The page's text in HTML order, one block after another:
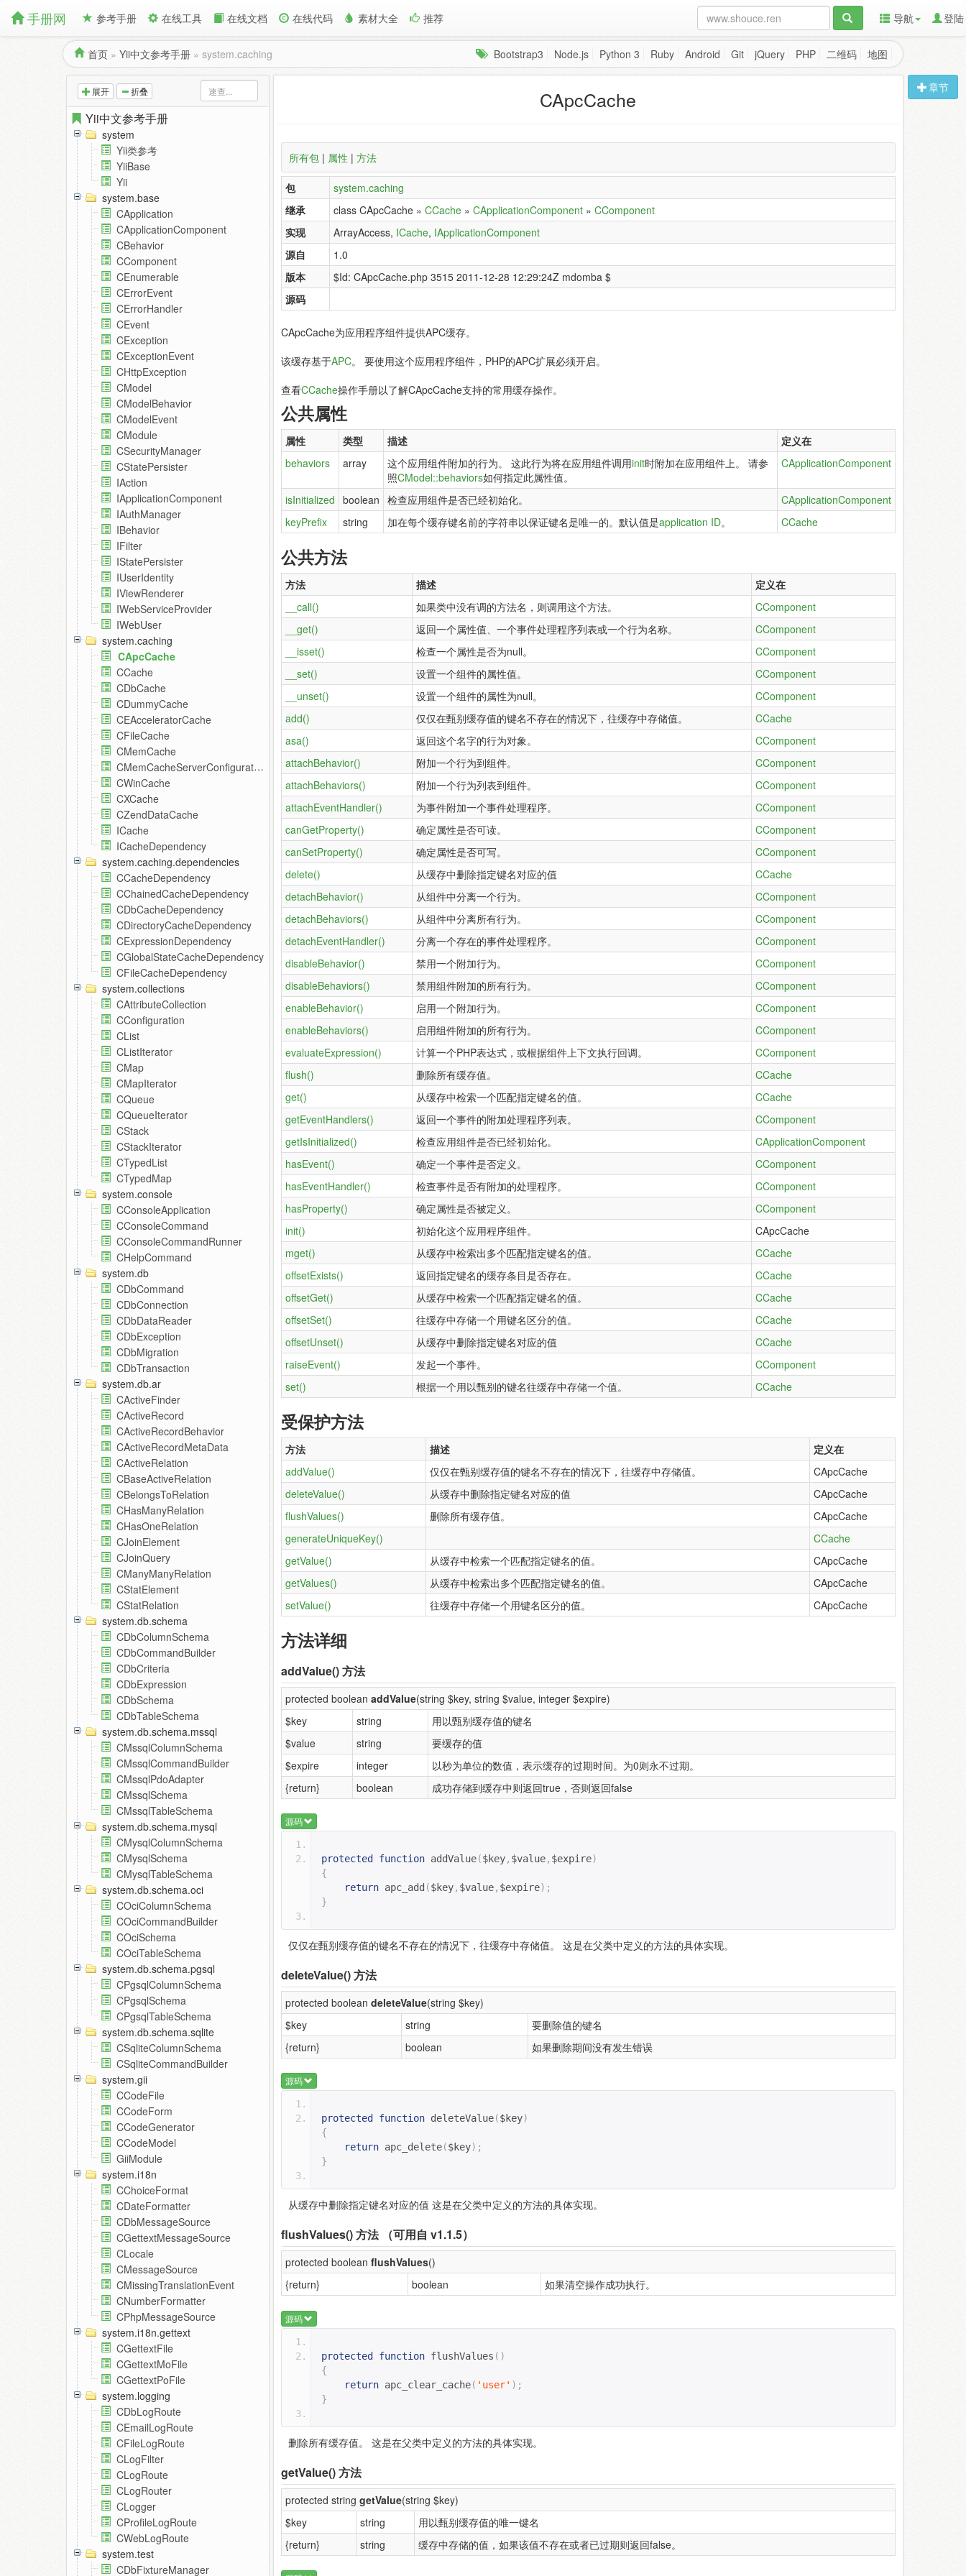
手册网 参考手册 在线工具 在线文档 在线代码 素材大全 推荐 导航 登陆
首页 » Yii中文参考手册 » system.caching Bootstrap3 Node.js Python 3 Ruby Android Git jQuery PHP 二维码 地图
展开 折叠
Yii中文参考手册
system
Yii类参考
YiiBase
Yii
system.base
CApplication
CApplicationComponent
CBehavior
CComponent
CEnumerable
CErrorEvent
CErrorHandler
CEvent
CException
CExceptionEvent
CHttpException
CModel
CModelBehavior
CModelEvent
CModule
CSecurityManager
CStatePersister
IAction
IApplicationComponent
IAuthManager
IBehavior
IFilter
IStatePersister
IUserIdentity
IViewRenderer
IWebServiceProvider
IWebUser
system.caching
CApcCache
CCache
CDbCache
CDummyCache
CEAcceleratorCache
CFileCache
CMemCache
CMemCacheServerConfiguration
CWinCache
CXCache
CZendDataCache
ICache
ICacheDependency
system.caching.dependencies
CCacheDependency
CChainedCacheDependency
CDbCacheDependency
CDirectoryCacheDependency
CExpressionDependency
CGlobalStateCacheDependency
CFileCacheDependency
system.collections
CAttributeCollection
CConfiguration
CList
CListIterator
CMap
CMapIterator
CQueue
CQueueIterator
CStack
CStackIterator
CTypedList
CTypedMap
system.console
CConsoleApplication
CConsoleCommand
CConsoleCommandRunner
CHelpCommand
system.db
CDbCommand
CDbConnection
CDbDataReader
CDbException
CDbMigration
CDbTransaction
system.db.ar
CActiveFinder
CActiveRecord
CActiveRecordBehavior
CActiveRecordMetaData
CActiveRelation
CBaseActiveRelation
CBelongsToRelation
CHasManyRelation
CHasOneRelation
CJoinElement
CJoinQuery
CManyManyRelation
CStatElement
CStatRelation
system.db.schema
CDbColumnSchema
CDbCommandBuilder
CDbCriteria
CDbExpression
CDbSchema
CDbTableSchema
system.db.schema.mssql
CMssqlColumnSchema
CMssqlCommandBuilder
CMssqlPdoAdapter
CMssqlSchema
CMssqlTableSchema
system.db.schema.mysql
CMysqlColumnSchema
CMysqlSchema
CMysqlTableSchema
system.db.schema.oci
COciColumnSchema
COciCommandBuilder
COciSchema
COciTableSchema
system.db.schema.pgsql
CPgsqlColumnSchema
CPgsqlSchema
CPgsqlTableSchema
system.db.schema.sqlite
CSqliteColumnSchema
CSqliteCommandBuilder
system.gii
CCodeFile
CCodeForm
CCodeGenerator
CCodeModel
GiiModule
system.i18n
CChoiceFormat
CDateFormatter
CDbMessageSource
CGettextMessageSource
CLocale
CMessageSource
CMissingTranslationEvent
CNumberFormatter
CPhpMessageSource
system.i18n.gettext
CGettextFile
CGettextMoFile
CGettextPoFile
system.logging
CDbLogRoute
CEmailLogRoute
CFileLogRoute
CLogFilter
CLogRoute
CLogRouter
CLogger
CProfileLogRoute
CWebLogRoute
system.test
CDbFixtureManager
CApcCache
所有包| 属性 | 方法
包
system.caching
继承
class CApcCache » CCache» CApplicationComponent» CComponent
实现
ArrayAccess, ICache, IApplicationComponent
源自
1.0
版本
$Id: CApcCache.php 3515 2011-12-28 12:29:24Z mdomba $
源码
CApcCache为应用程序组件提供APC缓存。
该缓存基于APC。 要使用这个应用程序组件，PHP的APC扩展必须开启。
查看CCache操作手册以了解CApcCache支持的常用缓存操作。
公共属性
属性 类型 描述
定义在
behaviors
array 这个应用组件附加的行为。 这此行为将在应用组件调用init时附加在应用组件上。 请参
照CModel::behaviors如何指定此属性值。
CApplicationComponent
isInitialized boolean 检查应用组件是否已经初始化。
CApplicationComponent
keyPrefix
string 加在每个缓存键名前的字符串以保证键名是唯一的。默认值是application ID。 CCache
公共方法
方法 描述
定义在
__call()
如果类中没有调的方法名，则调用这个方法。
CComponent
__get()
返回一个属性值、一个事件处理程序列表或一个行为名称。
CComponent
__isset()
检查一个属性是否为null。
CComponent
__set()
设置一个组件的属性值。
CComponent
__unset()
设置一个组件的属性为null。
CComponent
add()
仅仅在甄别缓存值的键名不存在的情况下，往缓存中存储值。
CCache
asa()
返回这个名字的行为对象。
CComponent
attachBehavior()
附加一个行为到组件。
CComponent
attachBehaviors()
附加一个行为列表到组件。
CComponent
attachEventHandler()
为事件附加一个事件处理程序。
CComponent
canGetProperty()
确定属性是否可读。
CComponent
canSetProperty()
确定属性是否可写。
CComponent
delete()
从缓存中删除指定键名对应的值
CCache
detachBehavior()
从组件中分离一个行为。
CComponent
detachBehaviors()
从组件中分离所有行为。
CComponent
detachEventHandler()
分离一个存在的事件处理程序。
CComponent
disableBehavior()
禁用一个附加行为。
CComponent
disableBehaviors()
禁用组件附加的所有行为。
CComponent
enableBehavior()
启用一个附加行为。
CComponent
enableBehaviors()
启用组件附加的所有行为。
CComponent
evaluateExpression()
计算一个PHP表达式，或根据组件上下文执行回调。
CComponent
flush()
删除所有缓存值。
CCache
get()
从缓存中检索一个匹配指定键名的值。
CCache
getEventHandlers()
返回一个事件的附加处理程序列表。
CComponent
getIsInitialized()
检查应用组件是否已经初始化。
CApplicationComponent
hasEvent()
确定一个事件是否定义。
CComponent
hasEventHandler()
检查事件是否有附加的处理程序。
CComponent
hasProperty()
确定属性是否被定义。
CComponent
init()
初始化这个应用程序组件。
CApcCache
mget()
从缓存中检索出多个匹配指定键名的值。
CCache
offsetExists()
返回指定键名的缓存条目是否存在。
CCache
offsetGet()
从缓存中检索一个匹配指定键名的值。
CCache
offsetSet()
往缓存中存储一个用键名区分的值。
CCache
offsetUnset()
从缓存中删除指定键名对应的值
CCache
raiseEvent()
发起一个事件。
CComponent
set()
根据一个用以甄别的键名往缓存中存储一个值。 CCache
受保护方法
方法 描述
定义在
addValue()
仅仅在甄别缓存值的键名不存在的情况下，往缓存中存储值。
CApcCache
deleteValue()
从缓存中删除指定键名对应的值
CApcCache
flushValues()
删除所有缓存值。
CApcCache
generateUniqueKey()
CCache
getValue()
从缓存中检索一个匹配指定键名的值。
CApcCache
getValues()
从缓存中检索出多个匹配指定键名的值。
CApcCache
setValue()
往缓存中存储一个用键名区分的值。 CApcCache
方法详细
addValue()方法
protected boolean addValue(string $key, string $value, integer $expire)
$key
string
用以甄别缓存值的键名
$value
string
要缓存的值
$expire
integer
以秒为单位的数值，表示缓存的过期时间。为0则永不过期。
{return}
boolean 成功存储到缓存中则返回true，否则返回false
源码
protected function addValue($key, $value, $expire)
{
return apc_add ($key, $value, $expire);
}
仅仅在甄别缓存值的键名不存在的情况下，往缓存中存储值。 这是在父类中定义的方法的具体实现。
deleteValue()方法
protected boolean deleteValue(string $key)
$key
string
要删除值的键名
{return}
boolean 如果删除期间没有发生错误
源码
protected function deleteValue($key)
{
return apc_delete($key);
}
从缓存中删除指定键名对应的值 这是在父类中定义的方法的具体实现。
flushValues()方法 （可用自 v1.1.5）
protected boolean flushValues()
{return}
boolean 如果清空操作成功执行。
源码
protected function flushValues ()
{
return apc_clear_cache( 'user' );
}
删除所有缓存值。 这是在父类中定义的方法的具体实现。
getValue()方法
protected string getValue(string $key)
$key
string
用以甄别缓存值的唯一键名
{return}
string 缓存中存储的值，如果该值不存在或者已过期则返回false。
章节